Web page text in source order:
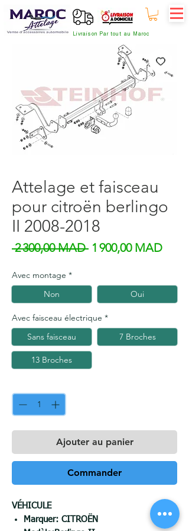
Livraison Par tout au Maroc
Attelage et faisceau
pour citroën berlingo
II 2008-2018
2 300,00 MAD Prix original
1 900,00 MADPrix
Avec montage *
Non
Oui
Avec faisceau électrique *
Sans faisceau
7 Broches
13 Broches
Ajouter au panier
Commander
VÉHICULE
Marquer: CITROËN